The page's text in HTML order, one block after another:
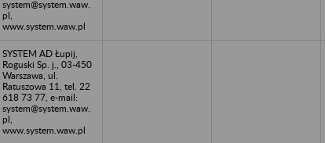
system@system.waw.
pl,
www.system.waw.pl
SYSTEM AD Łupij,
Roguski Sp. j., 03-450
Warszawa, ul.
Ratuszowa 11, tel. 22
618 73 77, e-mail:
system@system.waw.
pl,
www.system.waw.pl